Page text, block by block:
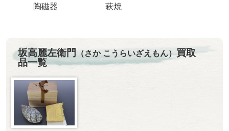
陶磁器 萩焼
坂高麗左衛門 （さか こうらいざえもん） 買取
品一覧